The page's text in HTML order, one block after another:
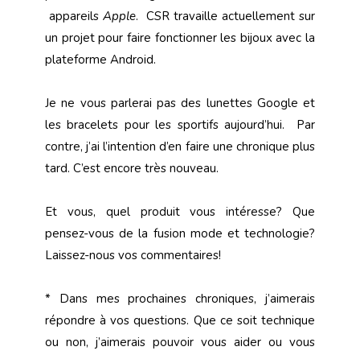
appareils Apple. CSR travaille actuellement sur
un projet pour faire fonctionner les bijoux avec la
plateforme Android.
Je ne vous parlerai pas des lunettes Google et
les bracelets pour les sportifs aujourd’hui. Par
contre, j’ai l’intention d’en faire une chronique plus
tard. C’est encore très nouveau.
Et vous, quel produit vous intéresse? Que
pensez-vous de la fusion mode et technologie?
Laissez-nous vos commentaires!
* Dans mes prochaines chroniques, j’aimerais
répondre à vos questions. Que ce soit technique
ou non, j’aimerais pouvoir vous aider ou vous